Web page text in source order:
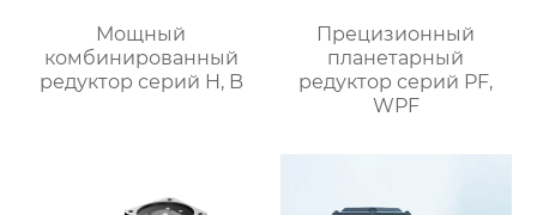
Мощный
комбинированный
редуктор серий H, B
Прецизионный
планетарный
редуктор серий PF,
WPF